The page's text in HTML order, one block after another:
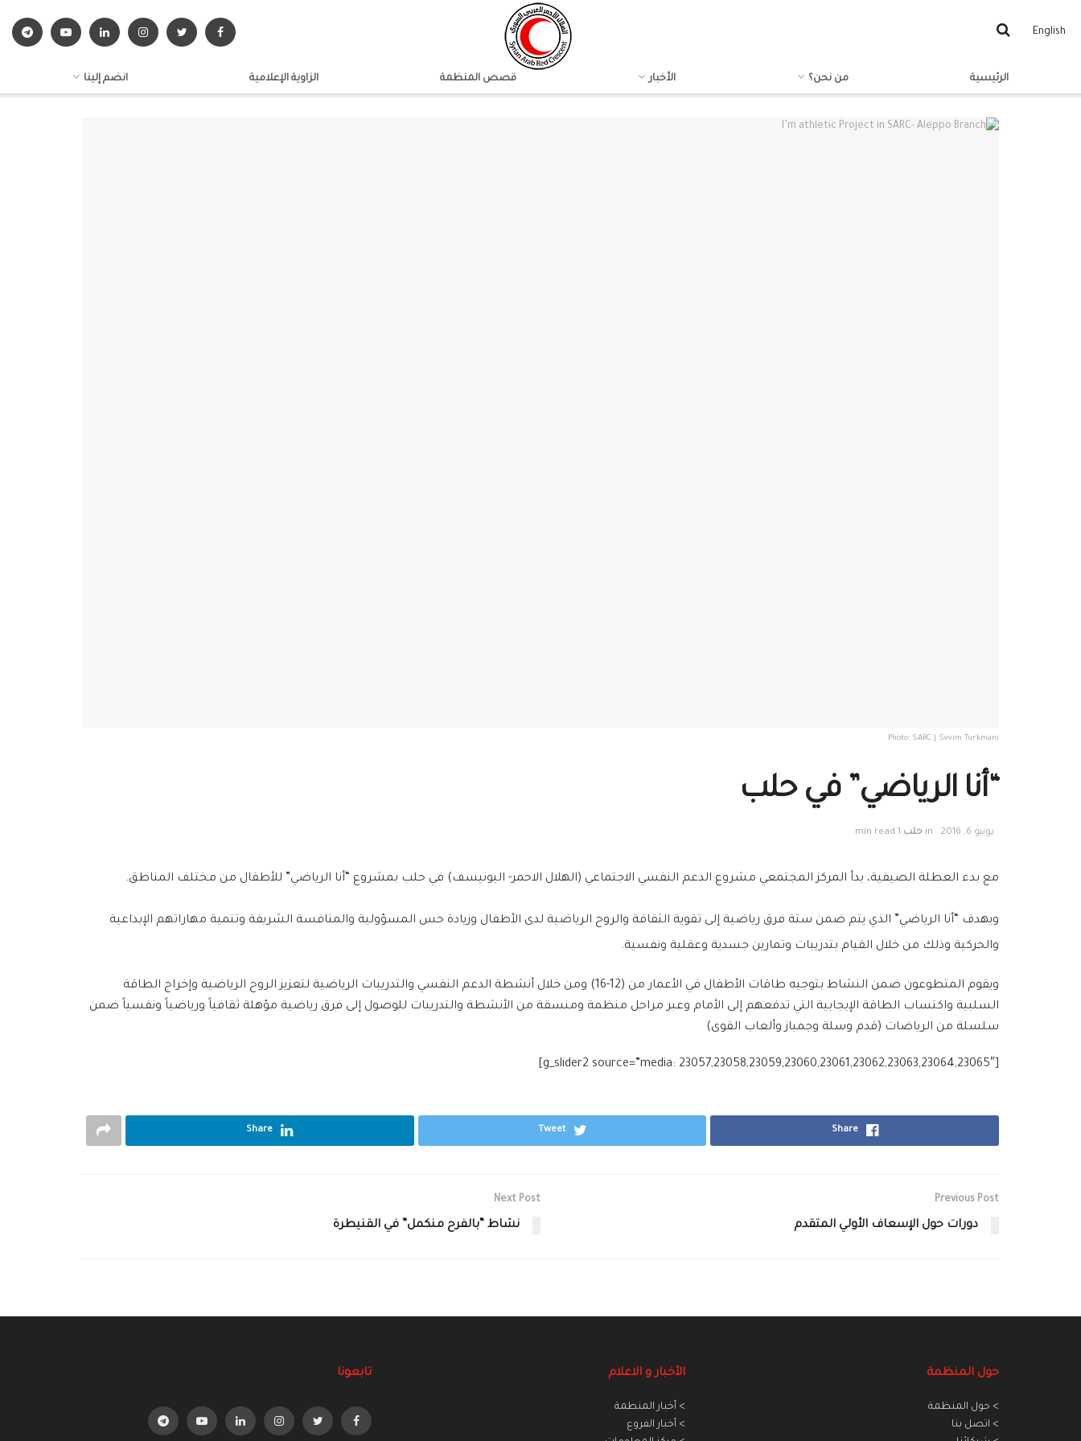
English
الرئيسية من نحن؟ الأخبار قصص المنظمة الزاوية الإعلامية انضم إلينا
Photo: SARC | Sevim Turkmani
“أنا الرياضي” في حلب
يونيو 6, 2016 in حلب 1 min read
مع بدء العطلة الصيفية، بدأ المركز المجتمعي مشروع الدعم النفسي الاجتماعي (الهلال الاحمر- اليونيسف) في حلب بمشروع “أنا الرياضي” للأطفال من مختلف المناطق.
ويهدف “أنا الرياضي” الذي يتم ضمن ستة فرق رياضية إلى تقوية الثقافة والروح الرياضية لدى الأطفال وزيادة حس المسؤولية والمنافسة الشريفة وتنمية مهاراتهم الإبداعية
والحركية وذلك من خلال القيام بتدريبات وتمارين جسدية وعقلية ونفسية.
ويقوم المتطوعون ضمن النشاط بتوجيه طاقات الأطفال في الأعمار من (12-16) ومن خلال أنشطة الدعم النفسي والتدريبات الرياضية لتعزيز الروح الرياضية وإخراج الطاقة
السلبية واكتساب الطاقة الإيجابية التي تدفعهم إلى الأمام وعبر مراحل منظمة ومنسقة من الأنشطة والتدريبات للوصول إلى فرق رياضية مؤهلة ثقافياً ورياضياً ونفسياً ضمن
سلسلة من الرياضات (قدم وسلة وجمباز وألعاب القوى)
[g_slider2 source=”media: 23057,23058,23059,23060,23061,23062,23063,23064,23065″]
Share
Tweet
Share
Previous Post
دورات حول الإسعاف الأولي المتقدم
Next Post
نشاط “بالفرح منكمل” في القنيطرة
حول المنظمة
> حول المنظمة
> اتصل بنا
الأخبار و الاعلام
> أخبار المنطمة
> أخبار الفروع
تابعونا